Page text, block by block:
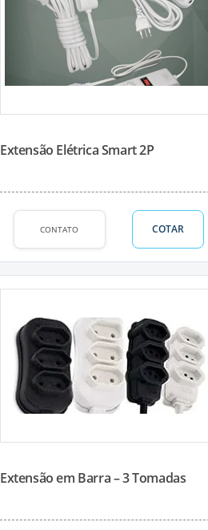
Extensão Elétrica Smart 2P
CONTATO COTAR
Extensão em Barra – 3 Tomadas